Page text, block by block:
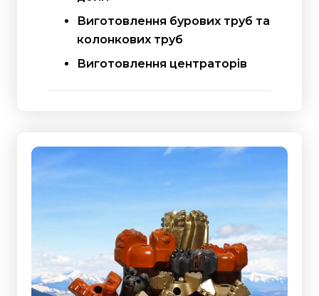
Виготовлення бурових труб та
колонкових труб
Виготовлення центраторів